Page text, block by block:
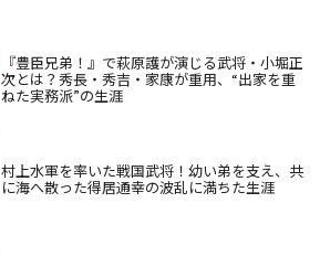
『豊臣兄弟！』で萩原護が演じる武将・小堀正
次とは？秀長・秀吉・家康が重用、“出家を重
ねた実務派”の生涯
村上水軍を率いた戦国武将！幼い弟を支え、共
に海へ散った得居通幸の波乱に満ちた生涯